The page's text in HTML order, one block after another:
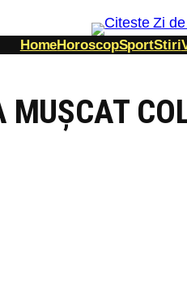
HomeHoroscopSportStiri